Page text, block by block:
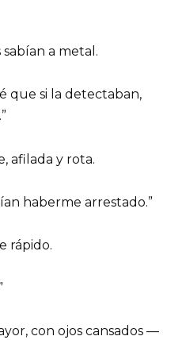
sabían a metal.
que si la detectaban,
afilada y rota.
haberme arrestado.”
rápido.
con ojos cansados —